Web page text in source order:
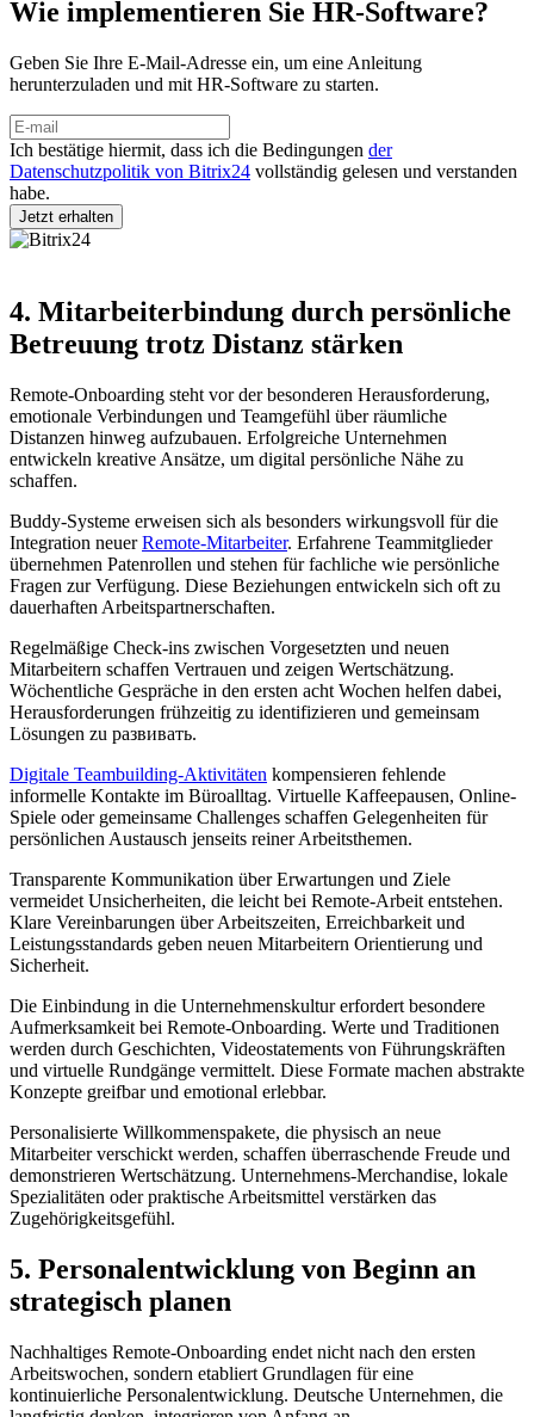
Wie implementieren Sie HR-Software?
Geben Sie Ihre E-Mail-Adresse ein, um eine Anleitung
herunterzuladen und mit HR-Software zu starten.
Ich bestätige hiermit, dass ich die Bedingungen der
Datenschutzpolitik von Bitrix24 vollständig gelesen und verstanden
habe.
4. Mitarbeiterbindung durch persönliche
Betreuung trotz Distanz stärken
Remote-Onboarding steht vor der besonderen Herausforderung,
emotionale Verbindungen und Teamgefühl über räumliche
Distanzen hinweg aufzubauen. Erfolgreiche Unternehmen
entwickeln kreative Ansätze, um digital persönliche Nähe zu
schaffen.
Buddy-Systeme erweisen sich als besonders wirkungsvoll für die
Integration neuerRemote-Mitarbeiter. Erfahrene Teammitglieder
übernehmen Patenrollen und stehen für fachliche wie persönliche
Fragen zur Verfügung. Diese Beziehungen entwickeln sich oft zu
dauerhaften Arbeitspartnerschaften.
Regelmäßige Check-ins zwischen Vorgesetzten und neuen
Mitarbeitern schaffen Vertrauen und zeigen Wertschätzung.
Wöchentliche Gespräche in den ersten acht Wochen helfen dabei,
Herausforderungen frühzeitig zu identifizieren und gemeinsam
Lösungen zu развивать.
Digitale Teambuilding-Aktivitäten kompensieren fehlende
informelle Kontakte im Büroalltag. Virtuelle Kaffeepausen, Online-
Spiele oder gemeinsame Challenges schaffen Gelegenheiten für
persönlichen Austausch jenseits reiner Arbeitsthemen.
Transparente Kommunikation über Erwartungen und Ziele
vermeidet Unsicherheiten, die leicht bei Remote-Arbeit entstehen.
Klare Vereinbarungen über Arbeitszeiten, Erreichbarkeit und
Leistungsstandards geben neuen Mitarbeitern Orientierung und
Sicherheit.
Die Einbindung in die Unternehmenskultur erfordert besondere
Aufmerksamkeit bei Remote-Onboarding. Werte und Traditionen
werden durch Geschichten, Videostatements von Führungskräften
und virtuelle Rundgänge vermittelt. Diese Formate machen abstrakte
Konzepte greifbar und emotional erlebbar.
Personalisierte Willkommenspakete, die physisch an neue
Mitarbeiter verschickt werden, schaffen überraschende Freude und
demonstrieren Wertschätzung. Unternehmens-Merchandise, lokale
Spezialitäten oder praktische Arbeitsmittel verstärken das
Zugehörigkeitsgefühl.
5. Personalentwicklung von Beginn an
strategisch planen
Nachhaltiges Remote-Onboarding endet nicht nach den ersten
Arbeitswochen, sondern etabliert Grundlagen für eine
kontinuierliche Personalentwicklung. Deutsche Unternehmen, die